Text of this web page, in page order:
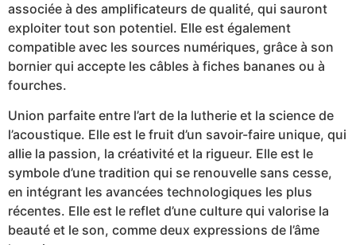
associée à des amplificateurs de qualité, qui sauront
exploiter tout son potentiel. Elle est également
compatible avec les sources numériques, grâce à son
bornier qui accepte les câbles à fiches bananes ou à
fourches.
Union parfaite entre l’art de la lutherie et la science de
l’acoustique. Elle est le fruit d’un savoir-faire unique, qui
allie la passion, la créativité et la rigueur. Elle est le
symbole d’une tradition qui se renouvelle sans cesse,
en intégrant les avancées technologiques les plus
récentes. Elle est le reflet d’une culture qui valorise la
beauté et le son, comme deux expressions de l’âme